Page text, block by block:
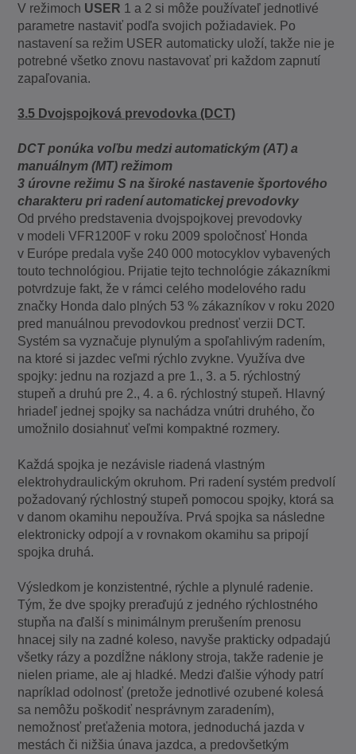
V režimoch USER 1 a 2 si môže používateľ jednotlivé
parametre nastaviť podľa svojich požiadaviek. Po
nastavení sa režim USER automaticky uloží, takže nie je
potrebné všetko znovu nastavovať pri každom zapnutí
zapaľovania.
3.5 Dvojspojková prevodovka (DCT)
DCT ponúka voľbu medzi automatickým (AT) a
manuálnym (MT) režimom
3 úrovne režimu S na široké nastavenie športového
charakteru pri radení automatickej prevodovky
Od prvého predstavenia dvojspojkovej prevodovky
v modeli VFR1200F v roku 2009 spoločnosť Honda
v Európe predala vyše 240 000 motocyklov vybavených
touto technológiou. Prijatie tejto technológie zákazníkmi
potvrdzuje fakt, že v rámci celého modelového radu
značky Honda dalo plných 53 % zákazníkov v roku 2020
pred manuálnou prevodovkou prednosť verzii DCT.
Systém sa vyznačuje plynulým a spoľahlivým radením,
na ktoré si jazdec veľmi rýchlo zvykne. Využíva dve
spojky: jednu na rozjazd a pre 1., 3. a 5. rýchlostný
stupeň a druhú pre 2., 4. a 6. rýchlostný stupeň. Hlavný
hriadeľ jednej spojky sa nachádza vnútri druhého, čo
umožnilo dosiahnuť veľmi kompaktné rozmery.
Každá spojka je nezávisle riadená vlastným
elektrohydraulickým okruhom. Pri radení systém predvolí
požadovaný rýchlostný stupeň pomocou spojky, ktorá sa
v danom okamihu nepoužíva. Prvá spojka sa následne
elektronicky odpojí a v rovnakom okamihu sa pripojí
spojka druhá.
Výsledkom je konzistentné, rýchle a plynulé radenie.
Tým, že dve spojky preraďujú z jedného rýchlostného
stupňa na ďalší s minimálnym prerušením prenosu
hnacej sily na zadné koleso, navyše prakticky odpadajú
všetky rázy a pozdĺžne náklony stroja, takže radenie je
nielen priame, ale aj hladké. Medzi ďalšie výhody patrí
napríklad odolnosť (pretože jednotlivé ozubené kolesá
sa nemôžu poškodiť nesprávnym zaradením),
nemožnosť preťaženia motora, jednoduchá jazda v
mestách či nižšia únava jazdca, a predovšetkým